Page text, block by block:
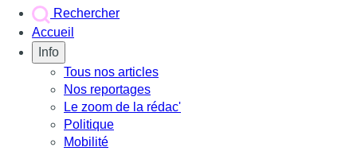
Rechercher
Accueil
Info
Tous nos articles
Nos reportages
Le zoom de la rédac'
Politique
Mobilité